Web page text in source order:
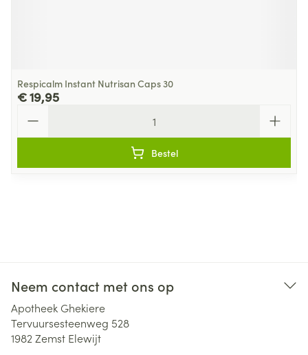
Respicalm Instant Nutrisan Caps 30
€ 19,95
Bestel
Neem contact met ons op
Apotheek Ghekiere
Tervuursesteenweg 528
1982 Zemst Elewijt